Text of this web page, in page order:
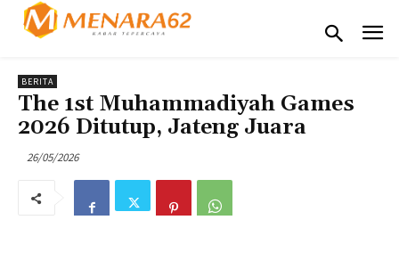
BERITA
The 1st Muhammadiyah Games
2026 Ditutup, Jateng Juara
26/05/2026